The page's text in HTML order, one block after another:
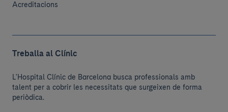
Acreditacions
Treballa al Clínic
L'Hospital Clínic de Barcelona busca professionals amb
talent per a cobrir les necessitats que surgeixen de forma
periòdica.